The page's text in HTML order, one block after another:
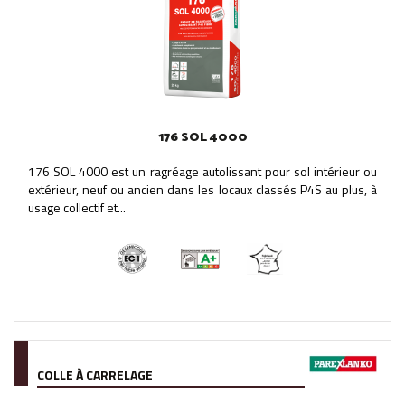
176 SOL 4000
176 SOL 4000 est un ragréage autolissant pour sol intérieur ou
extérieur, neuf ou ancien dans les locaux classés P4S au plus, à
usage collectif et...
COLLE À CARRELAGE